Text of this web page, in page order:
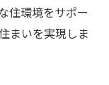
な平屋の見
住環境をサポー
まいを実現しま